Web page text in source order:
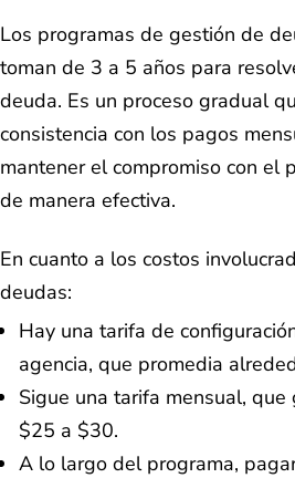
Los programas de gestión de
toman de 3 a 5 años para
deuda. Es un proceso gradual
consistencia con los pagos
mantener el compromiso con el
de manera efectiva.
En cuanto a los costos
deudas:
Hay una tarifa de
agencia, que promedia
Sigue una tarifa mensual,
$25 a $30.
A lo largo del programa,